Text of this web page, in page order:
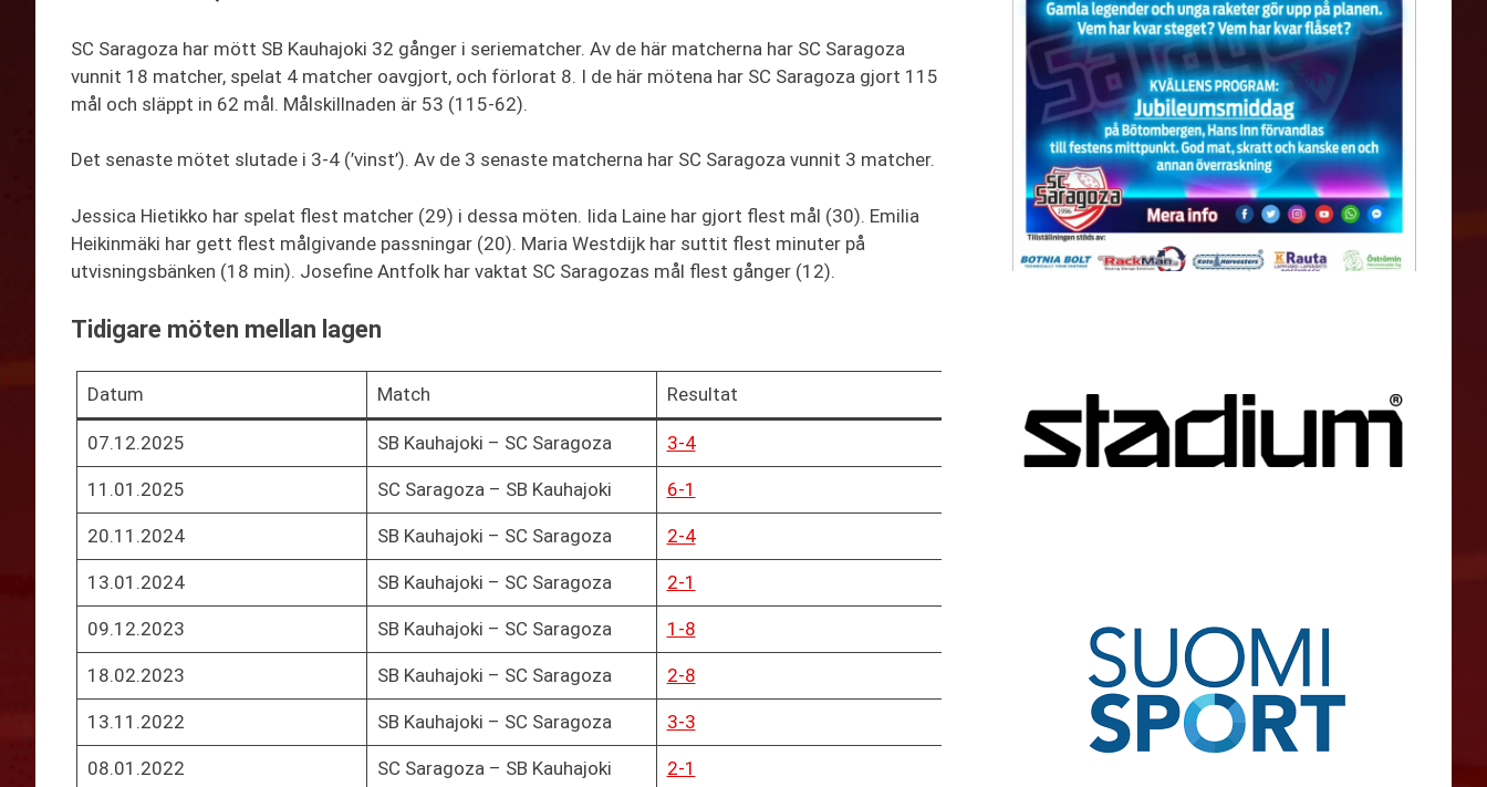
SC Saragoza har mött SB Kauhajoki 32 gånger i seriematcher. Av de här matcherna har SC Saragoza
vunnit 18 matcher, spelat 4 matcher oavgjort, och förlorat 8. I de här mötena har SC Saragoza gjort 115
mål och släppt in 62 mål. Målskillnaden är 53 (115-62).
Det senaste mötet slutade i 3-4 (’vinst’). Av de 3 senaste matcherna har SC Saragoza vunnit 3 matcher.
Jessica Hietikko har spelat flest matcher (29) i dessa möten. Iida Laine har gjort flest mål (30). Emilia
Heikinmäki har gett flest målgivande passningar (20). Maria Westdijk har suttit flest minuter på
utvisningsbänken (18 min). Josefine Antfolk har vaktat SC Saragozas mål flest gånger (12).
Tidigare möten mellan lagen
Datum Match Resultat
07.12.2025 SB Kauhajoki – SC Saragoza 3-4
11.01.2025 SC Saragoza – SB Kauhajoki 6-1
20.11.2024 SB Kauhajoki – SC Saragoza 2-4
13.01.2024 SB Kauhajoki – SC Saragoza 2-1
09.12.2023 SB Kauhajoki – SC Saragoza 1-8
18.02.2023 SB Kauhajoki – SC Saragoza 2-8
13.11.2022 SB Kauhajoki – SC Saragoza 3-3
08.01.2022 SC Saragoza – SB Kauhajoki 2-1